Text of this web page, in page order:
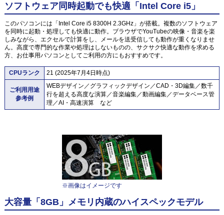
ソフトウェア同時起動でも快適「Intel Core i5」
このパソコンには「Intel Core i5 8300H 2.3GHz」が搭載。複数のソフトウェア
を同時に起動・処理しても快適に動作。ブラウザでYouTubeの映像・音楽を楽
しみながら、エクセルで計算をし、メールを送受信しても動作が重くなりませ
ん。高度で専門的な作業や処理はしないものの、サクサク快適な動作を求める
方、お仕事用パソコンとしてご利用の方にもおすすめです。
CPUランク 21 (2025年7月4日時点)
ご利用用途
参考例
WEBデザイン／グラフィックデザイン／CAD・3D編集／数千
行を超える高度な演算／音楽編集／動画編集／データベース管
理／AI・高速演算 など
※画像はイメージです
大容量「8GB」メモリ内蔵のハイスペックモデル